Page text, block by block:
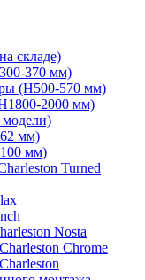
складе)
370 мм)
(H500-570 мм)
2000 мм)
модели)
мм)
мм)
Turned
Nosta
Chrome